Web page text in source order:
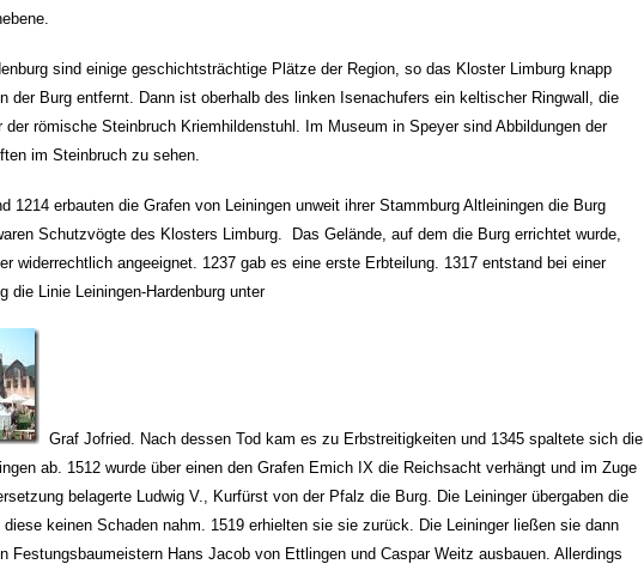
sind einige geschichtsträchtige Plätze der Region, so das Kloster Limburg knapp
der Burg entfernt. Dann ist oberhalb des linken Isenachufers ein keltischer Ringwall, die
der römische Steinbruch Kriemhildenstuhl. Im Museum in Speyer sind Abbildungen der
im Steinbruch zu sehen.
1214 erbauten die Grafen von Leiningen unweit ihrer Stammburg Altleiningen die Burg
Schutzvögte des Klosters Limburg. Das Gelände, auf dem die Burg errichtet wurde,
widerrechtlich angeeignet. 1237 gab es eine erste Erbteilung. 1317 entstand bei einer
die Linie Leiningen-Hardenburg unter
Graf Jofried. Nach dessen Tod kam es zu Erbstreitigkeiten und 1345 spaltete sich die
ab. 1512 wurde über einen den Grafen Emich IX die Reichsacht verhängt und im Zuge
belagerte Ludwig V., Kurfürst von der Pfalz die Burg. Die Leininger übergaben die
diese keinen Schaden nahm. 1519 erhielten sie sie zurück. Die Leininger ließen sie dann
Festungsbaumeistern Hans Jacob von Ettlingen und Caspar Weitz ausbauen. Allerdings